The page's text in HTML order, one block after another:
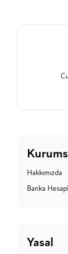
Hakkımızda
Banka
Yasal